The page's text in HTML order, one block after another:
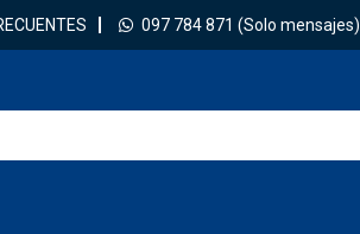
097 784 871 (Solo mensajes)